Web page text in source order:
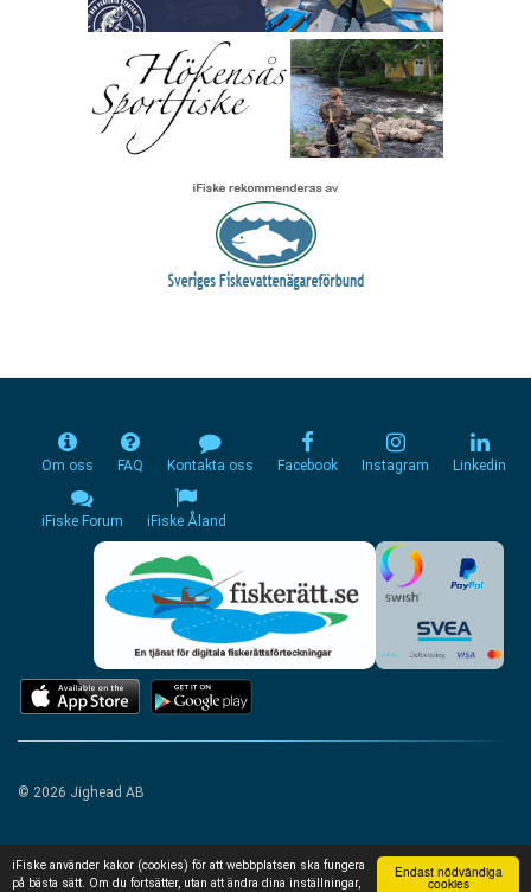
Endast nödvändiga
cookies
iFiske använder kakor (cookies) för att webbplatsen ska fungera
på bästa sätt. Om du fortsätter, utan att ändra dina inställningar,
Om oss FAQ Kontakta oss Facebook Instagram Linkedin
iFiske Forum iFiske Åland
© 2026 Jighead AB